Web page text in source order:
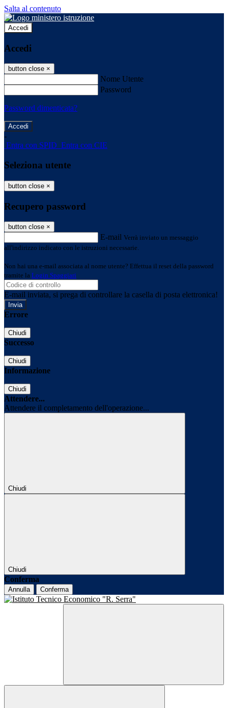
Salta al contenuto
Accedi
Accedi
button close ×
Nome Utente
Password
Password dimenticata?
-
Entra con SPID Entra con CIE
Seleziona utente
button close ×
Recupero password
button close ×
E-mail Verrà inviato un messaggio
all'indirizzo indicato con le istruzioni necessarie.
Non hai una e-mail associata al nome utente? Effettua il reset della password
tramite la Login Spaggiari
E-mail inviata, si prega di controllare la casella di posta elettronica!
Errore
Chiudi
Successo
Chiudi
Informazione
Chiudi
Attendere...
Attendere il completamento dell'operazione...
Chiudi
Chiudi
Conferma
Annulla Conferma